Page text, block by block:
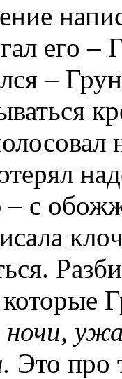
его –
–
– с
Это про